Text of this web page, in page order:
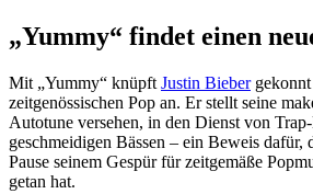
„Yummy“ findet einen
Mit „Yummy“ knüpft Justin Biebergekonnt
zeitgenössischen Pop an. Er stellt seine
Autotune versehen, in den Dienst von
geschmeidigen Bässen – ein Beweis dafür,
Pause seinem Gespür für zeitgemäße
getan hat.